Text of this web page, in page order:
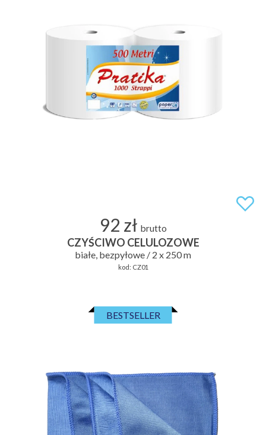
92 zł brutto
CZYŚCIWO CELULOZOWE
białe, bezpyłowe / 2 x 250 m
kod: CZ01
BESTSELLER